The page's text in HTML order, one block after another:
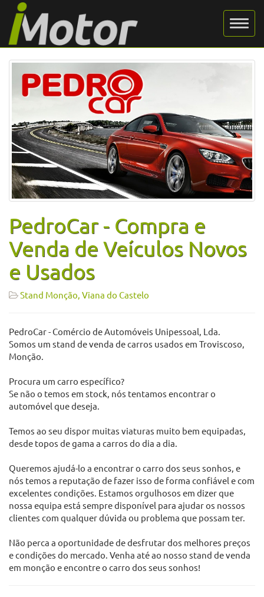
PedroCar - Compra e
Venda de Veículos Novos
e Usados
Stand Monção, Viana do Castelo
PedroCar - Comércio de Automóveis Unipessoal, Lda.
Somos um stand de venda de carros usados em Troviscoso,
Monção.
Procura um carro específico?
Se não o temos em stock, nós tentamos encontrar o
automóvel que deseja.
Temos ao seu dispor muitas viaturas muito bem equipadas,
desde topos de gama a carros do dia a dia.
Queremos ajudá-lo a encontrar o carro dos seus sonhos, e
nós temos a reputação de fazer isso de forma confiável e com
excelentes condições. Estamos orgulhosos em dizer que
nossa equipa está sempre disponível para ajudar os nossos
clientes com qualquer dúvida ou problema que possam ter.
Não perca a oportunidade de desfrutar dos melhores preços
e condições do mercado. Venha até ao nosso stand de venda
em monção e encontre o carro dos seus sonhos!